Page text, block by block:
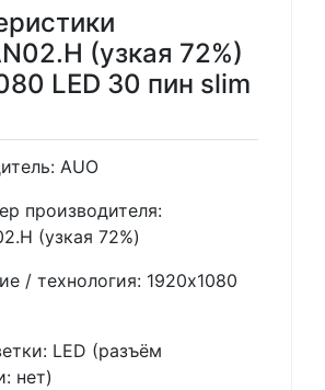
(узкая 72%)
LED 30 пин slim
AUO
производителя:
(узкая 72%)
/ технология: 1920x1080
LED (разъём
нет)